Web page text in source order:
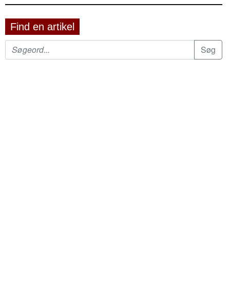
Find en artikel